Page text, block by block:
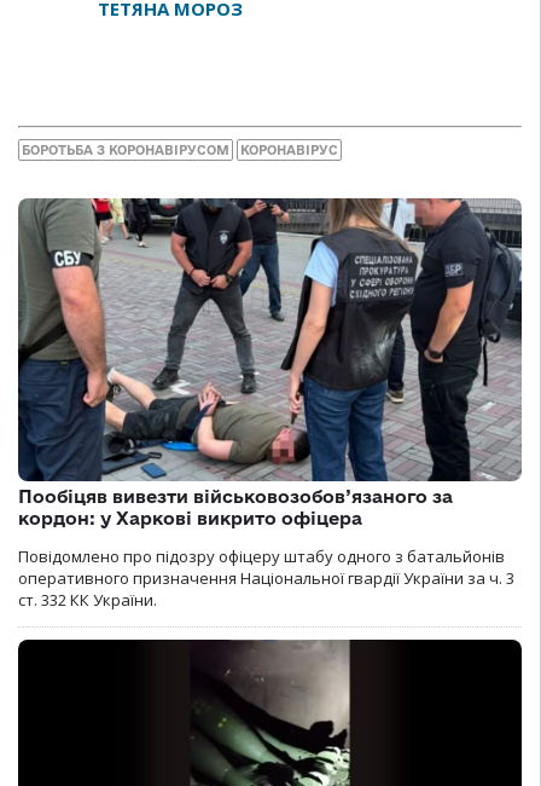
ТЕТЯНА МОРОЗ
БОРОТЬБА З КОРОНАВІРУСОМ КОРОНАВІРУС
Пообіцяв вивезти військовозобов’язаного за
кордон: у Харкові викрито офіцера
Повідомлено про підозру офіцеру штабу одного з батальйонів
оперативного призначення Національної гвардії України за ч. 3
ст. 332 КК України.